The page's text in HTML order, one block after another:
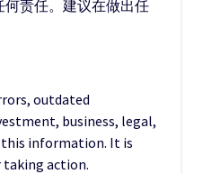
何责任。建议在做出任
outdated
business, legal,
this information. It is
taking action.